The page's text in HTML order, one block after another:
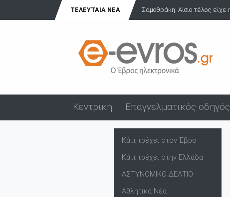
ΤΕΛΕΥΤΑΊΑ ΝΈΑ
Σαμοθράκη: Αίσιο τέλος είχε η περιπέτεια Ιταλίδας τουρίστρια...
Κεντρική Επαγγελματικός οδηγός
Κάτι τρέχει στον Έβρο
Κάτι τρέχει στην Ελλάδα
ΑΣΤΥΝΟΜΙΚΟ ΔΕΛΤΙΟ
Αθλητικά Νέα